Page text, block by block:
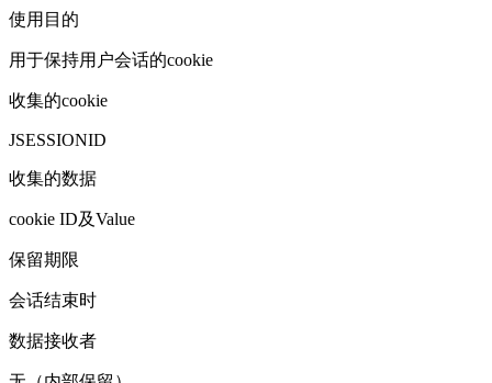
使用目的
用于保持用户会话的cookie
收集的cookie
JSESSIONID
收集的数据
cookie ID及Value
保留期限
会话结束时
数据接收者